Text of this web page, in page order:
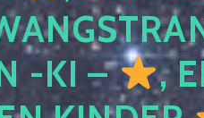
-KI –
,